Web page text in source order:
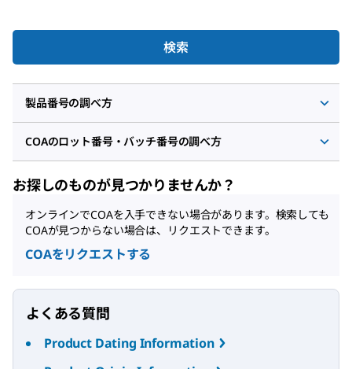
検索
製品番号の調べ方
COAのロット番号・バッチ番号の調べ方
お探しのものが見つかりませんか？
オンラインでCOAを入手できない場合があります。検索しても
COAが見つからない場合は、リクエストできます。
COAをリクエストする
よくある質問
Product Dating Information